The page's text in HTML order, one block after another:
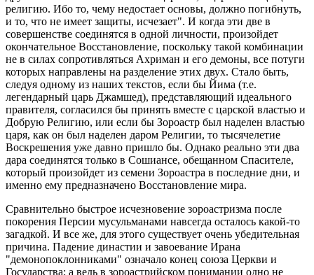
религию. Ибо то, чему недостает основы, должно погибнуть,
и то, что не имеет защиты, исчезает". И когда эти две в
совершенстве соединятся в одной личности, произойдет
окончательное Восстановление, поскольку такой комбинации
не в силах сопротивляться Ахриман и его демоны, все потуги
которых направлены на разделение этих двух. Стало быть,
следуя одному из наших текстов, если бы Йима (т.е.
легендарный царь Джамшед), представляющий идеального
правителя, согласился бы принять вместе с царской властью и
Добрую Религию, или если бы Зороастр был наделен властью
царя, как он был наделен даром Религии, то тысячелетие
Воскрешения уже давно пришло бы. Однако реально эти два
дара соединятся только в Сошиансе, обещанном Спасителе,
который произойдет из семени Зороастра в последние дни, и
именно ему предназначено Восстановление мира.
Сравнительно быстрое исчезновение зороастризма после
покорения Персии мусульманами навсегда осталось какой-то
загадкой. И все же, для этого существует очень убедительная
причина. Падение династии и завоевание Ирана
"демонопоклонниками" означало конец союза Церкви и
Государства; а ведь в зороастрийском понимании одно не